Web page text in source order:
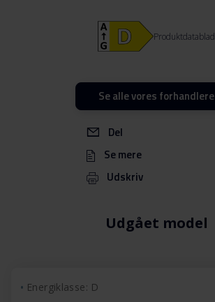
Udgået model
Del
Se mere
Udskriv
Produktdatablad
Se alle vores forhandlere
Energiklasse: D